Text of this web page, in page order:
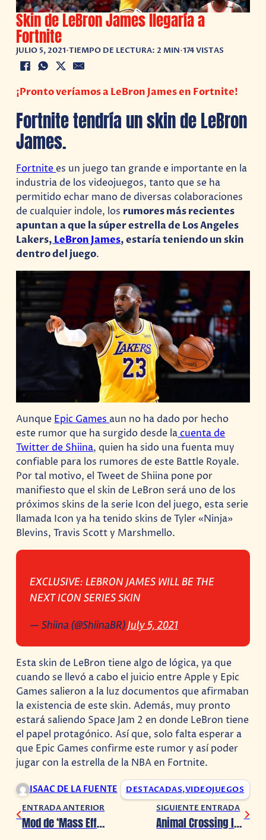
Skin de LeBron James llegaría a
Fortnite
JULIO 5, 2021•TIEMPO DE LECTURA: 2 MIN•174 VISTAS
¡Pronto veríamos a LeBron James en Fortnite!
Fortnite tendría un skin de LeBron
James.
Fortnitees un juego tan grande e importante en la
industria de los videojuegos, tanto que se ha
permitido echar mano de diversas colaboraciones
de cualquier indole, los rumores más recientes
apuntan a que la súper estrella de Los Angeles
Lakers, LeBron James, estaría teniendo un skin
dentro del juego.
Aunque Epic Games aun no ha dado por hecho
este rumor que ha surgido desde lacuenta de
Twitter de Shiina, quien ha sido una fuenta muy
confiable para los rumores de este Battle Royale.
Por tal motivo, el Tweet de Shiina pone por
manifiesto que el skin de LeBron será uno de los
próximos skins de la serie Icon del juego, esta serie
llamada Icon ya ha tenido skins de Tyler «Ninja»
Blevins, Travis Scott y Marshmello.
EXCLUSIVE: LEBRON JAMES WILL BE THE
NEXT ICON SERIES SKIN
— Shiina (@ShiinaBR)July 5, 2021
Esta skin de LeBron tiene algo de lógica, ya que
cuando se llevó a cabo el juicio entre Apple y Epic
Games salieron a la luz documentos que afirmaban
la existencia de este skin. Además, muy pronto
estará saliendo Space Jam 2 en donde LeBron tiene
el papel protagónico. Así que, solo falta esperar a
que Epic Games confirme este rumor y así poder
jugar con la estrella de la NBA en Fortnite.
ISAAC DE LA FUENTE DESTACADAS,VIDEOJUEGOS
ENTRADA ANTERIOR
Mod de ‘Mass Effect’ restaura el fanservice
SIGUIENTE ENTRADA
Animal Crossing llegará Monopoly, conoce todos los detalles